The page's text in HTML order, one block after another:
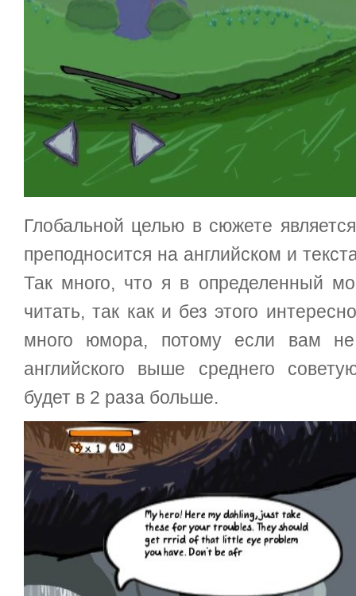
Глобальной целью в сюжете
преподносится на английском и
Так много, что я в определенный
читать, так как и без этого
много юмора, потому если вам
английского выше среднего
будет в 2 раза больше.